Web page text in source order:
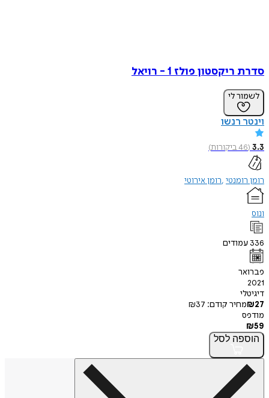
סדרת ריקסטון פולז 1 - רויאל
לשמור לי
וינטר רנשו
3.3
(
46ביקורות)
רומן רומנטי רומן אירוטי
ונוס
336 עמודים
פברואר
2021
דיגיטלי
₪27 מחיר קודם: ₪37
מודפס
₪59
הוספה לסל